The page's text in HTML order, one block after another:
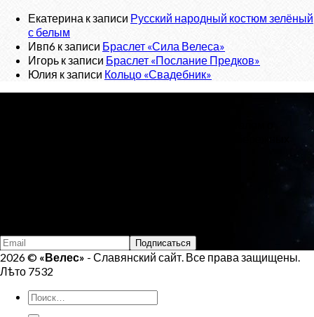
Екатерина к записи Русский народный костюм зелёный
с белым
Ивп6 к записи Браслет «Сила Велеса»
Игорь к записи Браслет «Послание Предков»
Юлия к записи Кольцо «Свадебник»
2026 © «Велес» - Славянский сайт. Все права защищены.
Лѣто 7532
Искать: